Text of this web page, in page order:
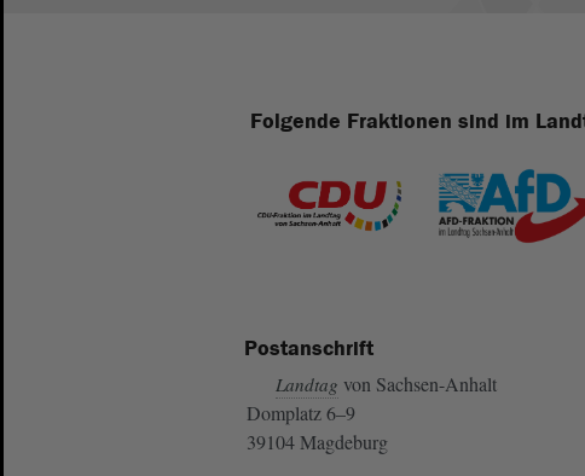
Folgende Fraktionen sind im
Postanschrift
Landtag von Sachsen-Anhalt
Domplatz 6–9
39104 Magdeburg